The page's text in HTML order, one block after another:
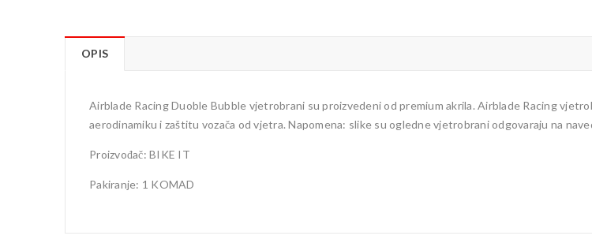
OPIS
Airblade Racing Duoble Bubble vjetrobrani su proizvedeni od premium akrila. Airblade Racing
aerodinamiku i zaštitu vozača od vjetra. Napomena: slike su ogledne vjetrobrani odgovaraju na
Proizvođač: BIKE IT
Pakiranje: 1 KOMAD